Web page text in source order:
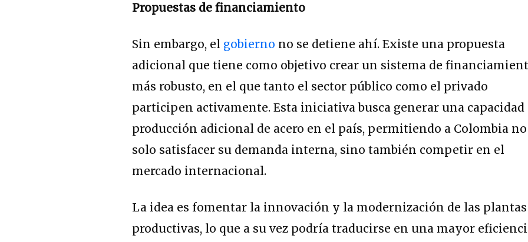
Propuestas de financiamiento
Sin embargo, el gobierno no se detiene ahí. Existe una propuesta
adicional que tiene como objetivo crear un sistema de
más robusto, en el que tanto el sector público como el privado
participen activamente. Esta iniciativa busca generar una capacidad
producción adicional de acero en el país, permitiendo a Colombia no
solo satisfacer su demanda interna, sino también competir en el
mercado internacional.
La idea es fomentar la innovación y la modernización de las plantas
productivas, lo que a su vez podría traducirse en una mayor